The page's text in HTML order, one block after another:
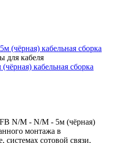
для кабеля
кабельная сборка
N/M - N/M - 5м (чёрная)
монтажа в
системах сотовой связи,